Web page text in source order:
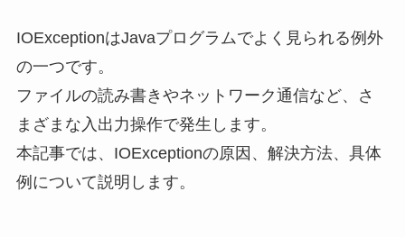
IOExceptionはJavaプログラムでよく見られる例外
の一つです。
ファイルの読み書きやネットワーク通信など、さ
まざまな入出力操作で発生します。
本記事では、IOExceptionの原因、解決方法、具体
例について説明します。